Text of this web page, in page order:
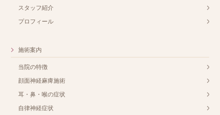
スタッフ紹介
プロフィール
施術案内
当院の特徴
顔面神経麻痺施術
耳・鼻・喉の症状
自律神経症状